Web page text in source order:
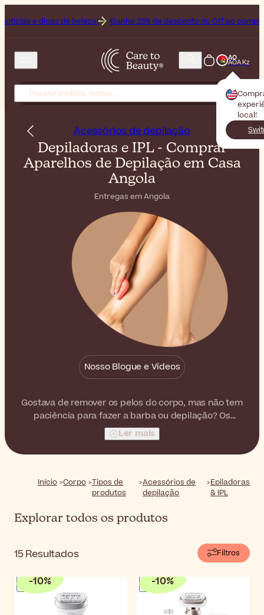
de beleza! Ganhe 25% de desconto no Off ao comprar o
AO
AOA Kz
local!
Acessórios de depilação
Depiladoras e IPL - Comprar
Aparelhos de Depilação em Casa
Angola
Entregas em Angola
Nosso Blogue e Vídeos
Gostava de remover os pelos do corpo, mas não tem
paciência para fazer a barba ou depilação? Os
depiladores e dispositivos IPL podem ser perfeitos para
si! Descubra uma seleção de depiladores e dispositivos
IPL projetados para uso doméstico, seguro e eficaz.
Ler mais
Início Corpo Tipos de
produtos
Acessórios de
depilação
Epiladoras
& IPL
Explorar todos os produtos
15Resultados Filtros
-10% -10%